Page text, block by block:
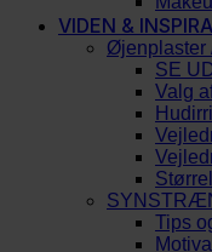
VIDEN &
Øjenplaster
SE
Valg
Tips